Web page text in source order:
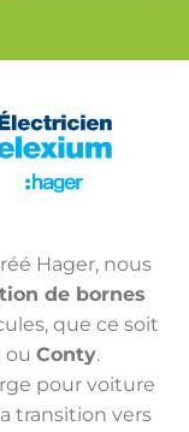
Hager, nous
de bornes
que ce soit
ou Conty.
pour voiture
transition vers